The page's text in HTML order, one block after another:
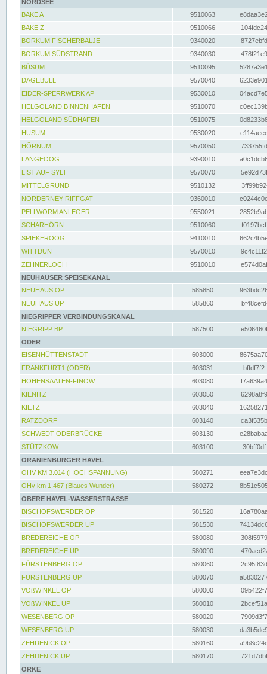
NORDSEE
BAKE A
9510063
BAKE Z
9510066
BORKUM FISCHERBALJE
9340020
BORKUM SÜDSTRAND
9340030
BÜSUM
9510095
DAGEBÜLL
9570040
EIDER-SPERRWERK AP
9530010
HELGOLAND BINNENHAFEN
9510070
HELGOLAND SÜDHAFEN
9510075
HUSUM
9530020
HÖRNUM
9570050
LANGEOOG
9390010
LIST AUF SYLT
9570070
MITTELGRUND
9510132
NORDERNEY RIFFGAT
9360010
PELLWORM ANLEGER
9550021
SCHARHÖRN
9510060
SPIEKEROOG
9410010
WITTDÜN
9570010
ZEHNERLOCH
9510010
NEUHAUSER SPEISEKANAL
NEUHAUS OP
585850
NEUHAUS UP
585860
NIEGRIPPER VERBINDUNGSKANAL
NIEGRIPP BP
587500
ODER
EISENHÜTTENSTADT
603000
FRANKFURT1 (ODER)
603031
HOHENSAATEN-FINOW
603080
KIENITZ
603050
KIETZ
603040
RATZDORF
603140
SCHWEDT-ODERBRÜCKE
603130
STÜTZKOW
603100
ORANIENBURGER HAVEL
OHV KM 3.014 (HOCHSPANNUNG)
580271
OHv km 1.467 (Blaues Wunder)
580272
OBERE HAVEL-WASSERSTRASSE
BISCHOFSWERDER OP
581520
BISCHOFSWERDER UP
581530
BREDEREICHE OP
580080
BREDEREICHE UP
580090
FÜRSTENBERG OP
580060
FÜRSTENBERG UP
580070
VOßWINKEL OP
580000
VOßWINKEL UP
580010
WESENBERG OP
580020
WESENBERG UP
580030
ZEHDENICK OP
580160
ZEHDENICK UP
580170
ORKE